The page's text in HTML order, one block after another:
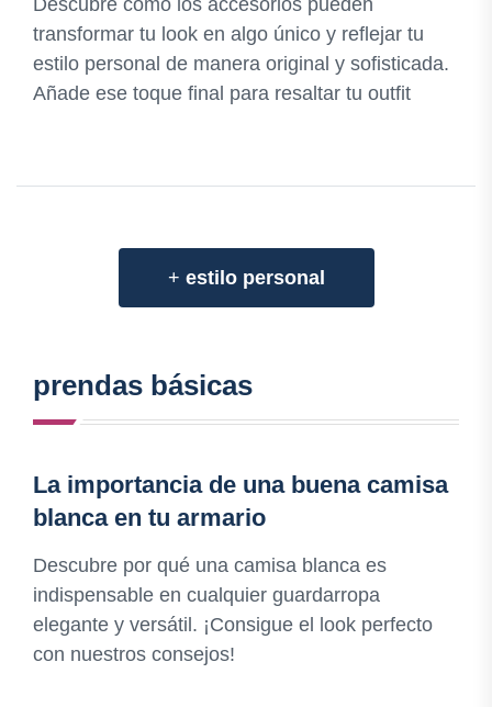
Descubre cómo los accesorios pueden
transformar tu look en algo único y reflejar tu
estilo personal de manera original y sofisticada.
Añade ese toque final para resaltar tu outfit
+ estilo personal
prendas básicas
La importancia de una buena camisa
blanca en tu armario
Descubre por qué una camisa blanca es
indispensable en cualquier guardarropa
elegante y versátil. ¡Consigue el look perfecto
con nuestros consejos!